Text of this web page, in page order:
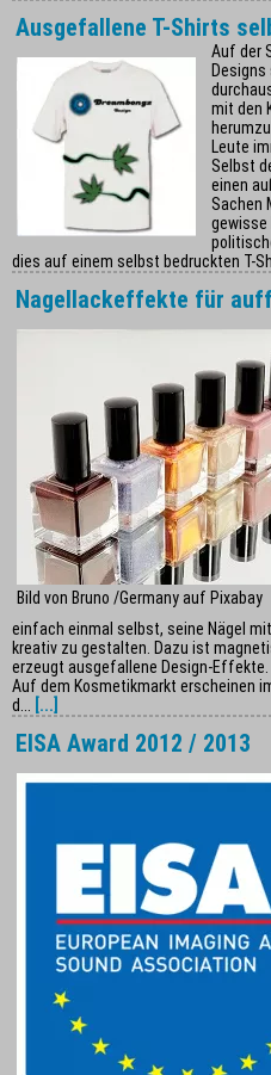
Ausgefallene T-Shirts
Auf der
mit den
Leute
Selbst
einen
Sachen
gewisse
dies auf einem selbst bedruckten T-
Nagellackeffekte für
Bild von Bruno /Germany auf Pixabay
einfach einmal selbst, seine Nägel
kreativ zu gestalten. Dazu ist
erzeugt ausgefallene Design-
Auf dem Kosmetikmarkt erscheinen
d...
[...]
EISA Award 2012 / 2013